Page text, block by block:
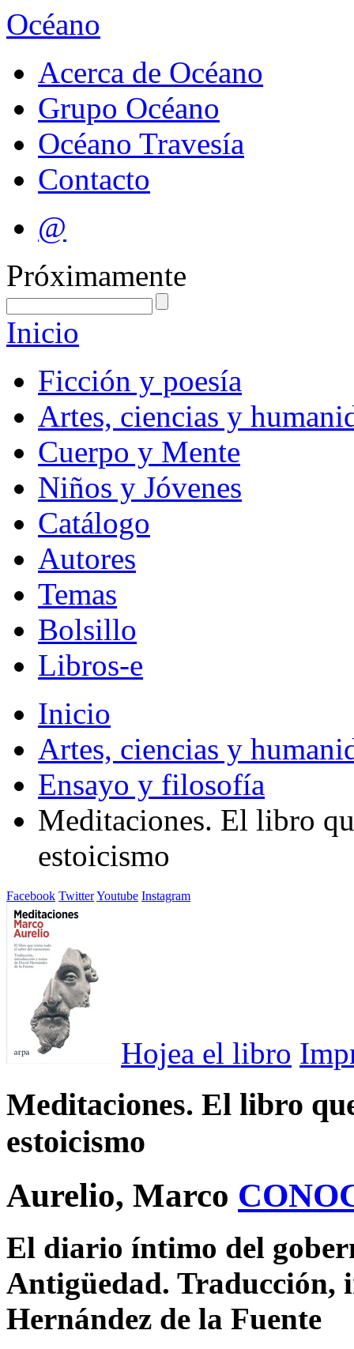
Océano
Acerca de Océano
Grupo Océano
Océano Travesía
Contacto
@
Próximamente
Inicio
Ficción y poesía
Artes, ciencias y
Cuerpo y Mente
Niños y Jóvenes
Catálogo
Autores
Temas
Bolsillo
Libros-e
Inicio
Artes, ciencias y
Ensayo y filosofía
Meditaciones. El libro
estoicismo
Facebook TwitterYoutube Instagram
Hojea el libro
Meditaciones. El libro
estoicismo
Aurelio, Marco
El diario íntimo del
Antigüedad. Traducción,
Hernández de la Fuente